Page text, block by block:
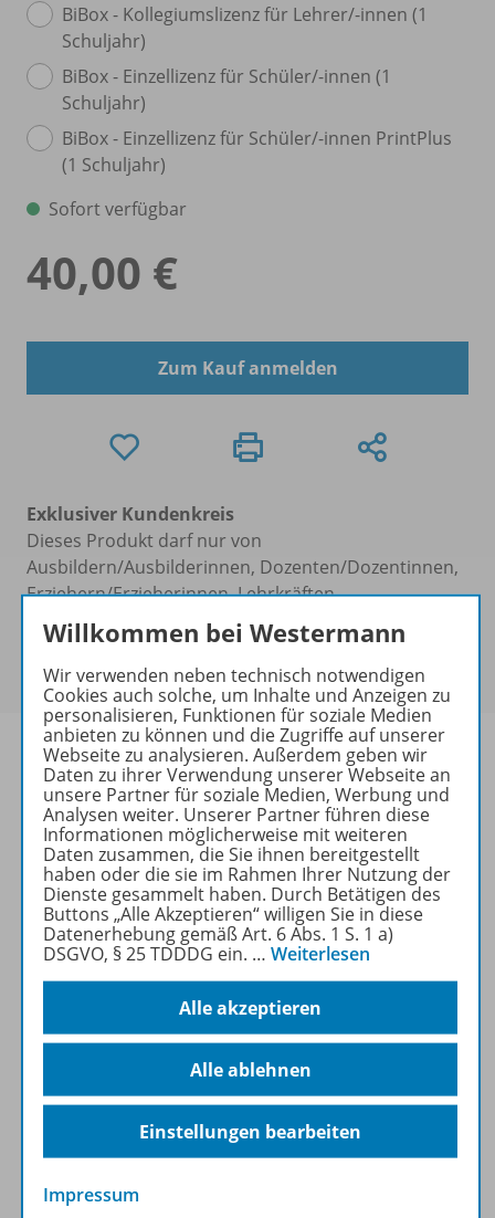
BiBox - Kollegiumslizenz für Lehrer/-innen (1
Schuljahr)
BiBox - Einzellizenz für Schüler/-innen (1
Schuljahr)
BiBox - Einzellizenz für Schüler/-innen PrintPlus
(1 Schuljahr)
Sofort verfügbar
40,00 €
Zum Kauf anmelden
Exklusiver Kundenkreis
Dieses Produkt darf nur von
Ausbildern/Ausbilderinnen, Dozenten/Dozentinnen,
Erziehern/Erzieherinnen, Lehrkräften,
Referendaren/Referendarinnen,
Studenten/Studentinnen und Universitätslehrenden
erworben werden.
Produktinformationen
Beschreibung
Lizenzbedingungen
Systemvoraussetzungen
Zugehörige Produkte
Willkommen bei Westermann
Wir verwenden neben technisch notwendigen
Cookies auch solche, um Inhalte und Anzeigen zu
personalisieren, Funktionen für soziale Medien
anbieten zu können und die Zugriffe auf unserer
Webseite zu analysieren. Außerdem geben wir
Daten zu ihrer Verwendung unserer Webseite an
unsere Partner für soziale Medien, Werbung und
Analysen weiter. Unserer Partner führen diese
Informationen möglicherweise mit weiteren
Daten zusammen, die Sie ihnen bereitgestellt
haben oder die sie im Rahmen Ihrer Nutzung der
Dienste gesammelt haben. Durch Betätigen des
Buttons „Alle Akzeptieren“ willigen Sie in diese
Datenerhebung gemäß Art. 6 Abs. 1 S. 1 a)
DSGVO, § 25 TDDDG ein. … Weiterlesen
Alle akzeptieren
Alle ablehnen
Einstellungen bearbeiten
Impressum